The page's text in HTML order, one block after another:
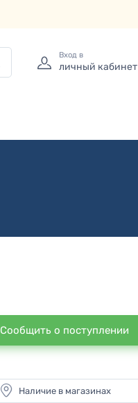
Вход в
личный кабинет
Сообщить о поступлении
Наличие в магазинах